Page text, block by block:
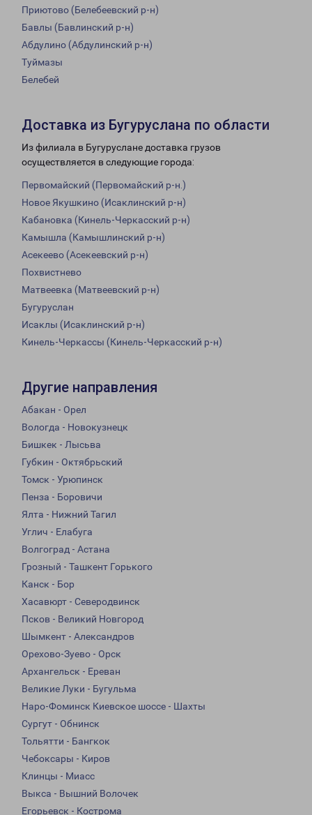
Приютово (Белебеевский р-н)
Бавлы (Бавлинский р-н)
Абдулино (Абдулинский р-н)
Туймазы
Белебей
Доставка из Бугуруслана по области
Из филиала в Бугуруслане доставка грузов
осуществляется в следующие города:
Первомайский (Первомайский р-н.)
Новое Якушкино (Исаклинский р-н)
Кабановка (Кинель-Черкасский р-н)
Камышла (Камышлинский р-н)
Асекеево (Асекеевский р-н)
Похвистнево
Матвеевка (Матвеевский р-н)
Бугуруслан
Исаклы (Исаклинский р-н)
Кинель-Черкассы (Кинель-Черкасский р-н)
Другие направления
Абакан - Орел
Вологда - Новокузнецк
Бишкек - Лысьва
Губкин - Октябрьский
Томск - Урюпинск
Пенза - Боровичи
Ялта - Нижний Тагил
Углич - Елабуга
Волгоград - Астана
Грозный - Ташкент Горького
Канск - Бор
Хасавюрт - Северодвинск
Псков - Великий Новгород
Шымкент - Александров
Орехово-Зуево - Орск
Архангельск - Ереван
Великие Луки - Бугульма
Наро-Фоминск Киевское шоссе - Шахты
Сургут - Обнинск
Тольятти - Бангкок
Чебоксары - Киров
Клинцы - Миасс
Выкса - Вышний Волочек
Егорьевск - Кострома